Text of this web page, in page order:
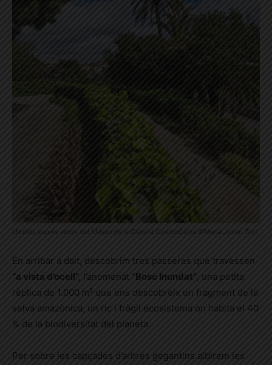
Un dels espais verds del Museu de la Ciència CosmoCaixa ©Maria Josep Tort
En arribar a dalt, descobrim tres passeres que travessen
“a vista d’ocell”, l’anomenat “ Bosc Inundat”, una petita
rèplica de 1.000 m² que ens descobreix un fragment de la
selva amazònica, un ric i fràgil ecosistema on habita el 40
% de la biodiversitat del planeta.
Per sobre les capçades d’arbres gegantins albirem les